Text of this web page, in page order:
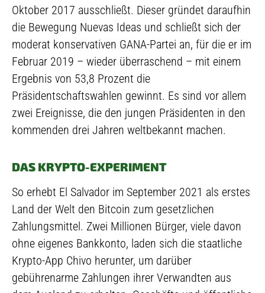
Oktober 2017 ausschließt. Dieser gründet daraufhin
die Bewegung Nuevas Ideas und schließt sich der
moderat konservativen GANA-Partei an, für die er im
Februar 2019 – wieder überraschend – mit einem
Ergebnis von 53,8 Prozent die
Präsidentschaftswahlen gewinnt. Es sind vor allem
zwei Ereignisse, die den jungen Präsidenten in den
kommenden drei Jahren weltbekannt machen.
DAS KRYPTO-EXPERIMENT
So erhebt El Salvador im September 2021 als erstes
Land der Welt den Bitcoin zum gesetzlichen
Zahlungsmittel. Zwei Millionen Bürger, viele davon
ohne eigenes Bankkonto, laden sich die staatliche
Krypto-App Chivo herunter, um darüber
gebührenarme Zahlungen ihrer Verwandten aus